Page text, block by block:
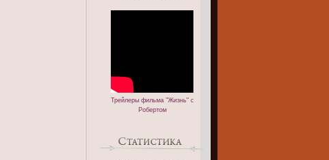
Трейлеры фильма "Жизнь" с
Робертом